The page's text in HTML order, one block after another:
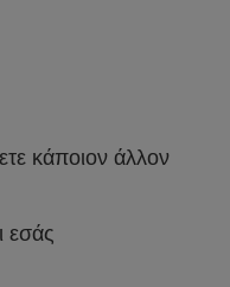
κάποιον άλλον
εσάς